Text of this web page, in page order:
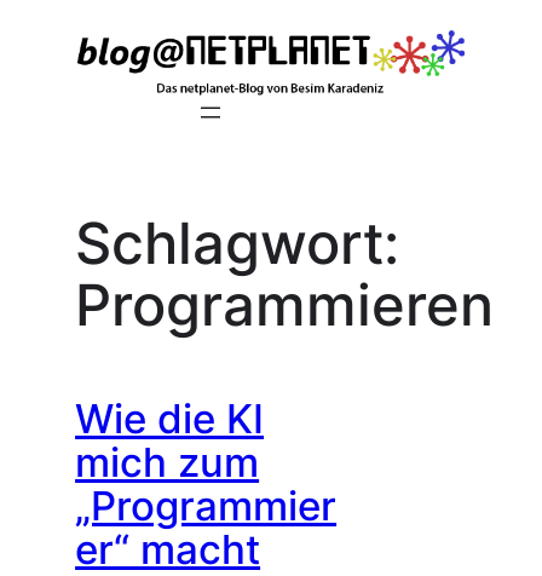
Schlagwort:
Programmieren
Wie die KI
mich zum
„Programmier
er“ macht